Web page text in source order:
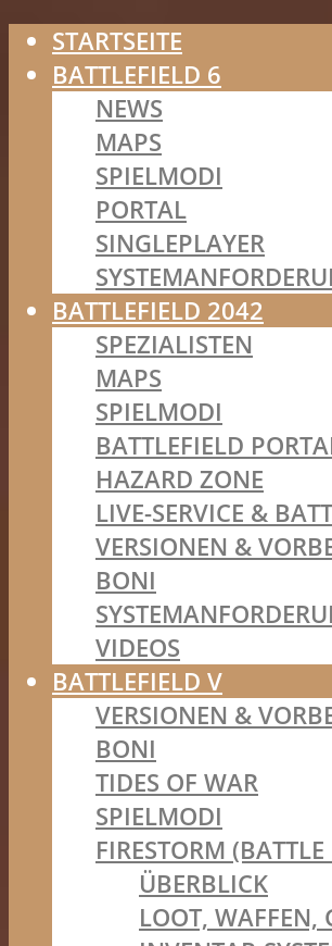
STARTSEITE
BATTLEFIELD 6
NEWS
MAPS
SPIELMODI
PORTAL
SINGLEPLAYER
BATTLEFIELD 2042
SPEZIALISTEN
MAPS
SPIELMODI
BATTLEFIELD
HAZARD ZONE
LIVE-SERVICE &
VERSIONEN &
BONI
VIDEOS
BATTLEFIELD V
VERSIONEN &
BONI
TIDES OF WAR
SPIELMODI
FIRESTORM
ÜBERBLICK
LOOT, WAFFEN,